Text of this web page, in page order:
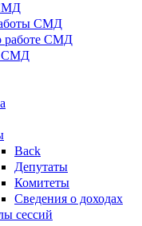
СМД
работе СМД
СМД
Back
Депутаты
Комитеты
Сведения о доходах
сессий